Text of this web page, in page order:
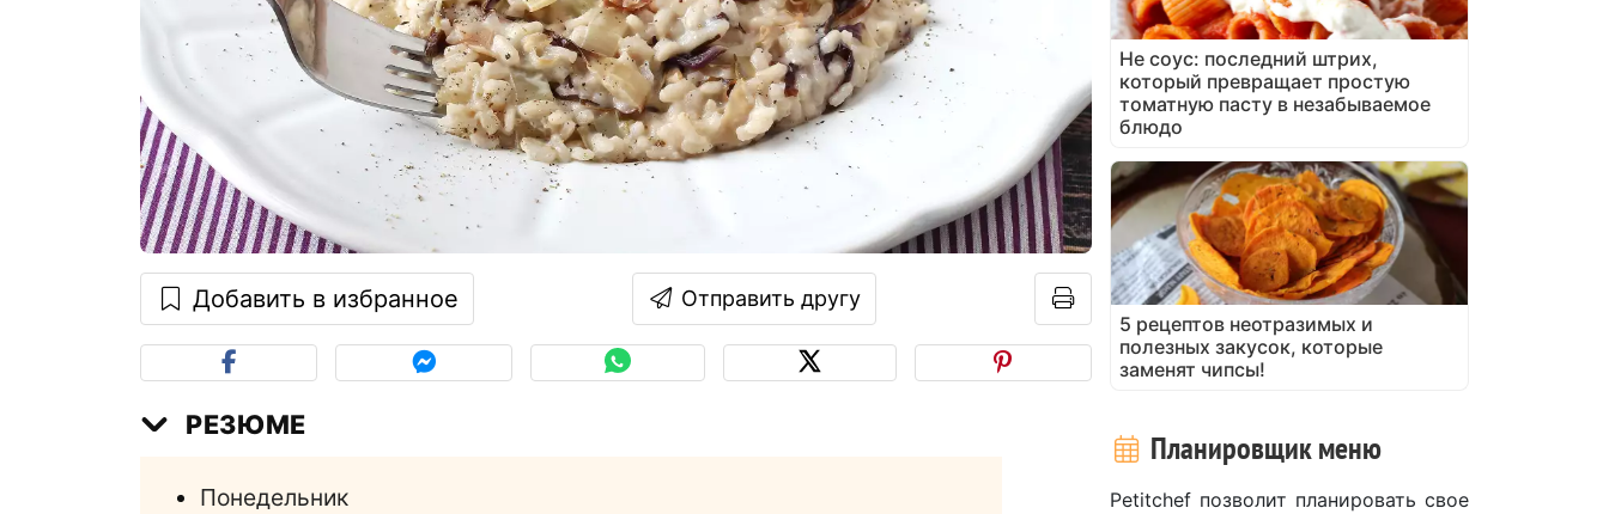
Добавить в избранное Отправить другу
РЕЗЮМЕ
Понедельник
Не соус: последний штрих,
который превращает простую
томатную пасту в незабываемое
блюдо
5 рецептов неотразимых и
полезных закусок, которые
заменят чипсы!
Планировщик меню
Petitchef позволит планировать свое